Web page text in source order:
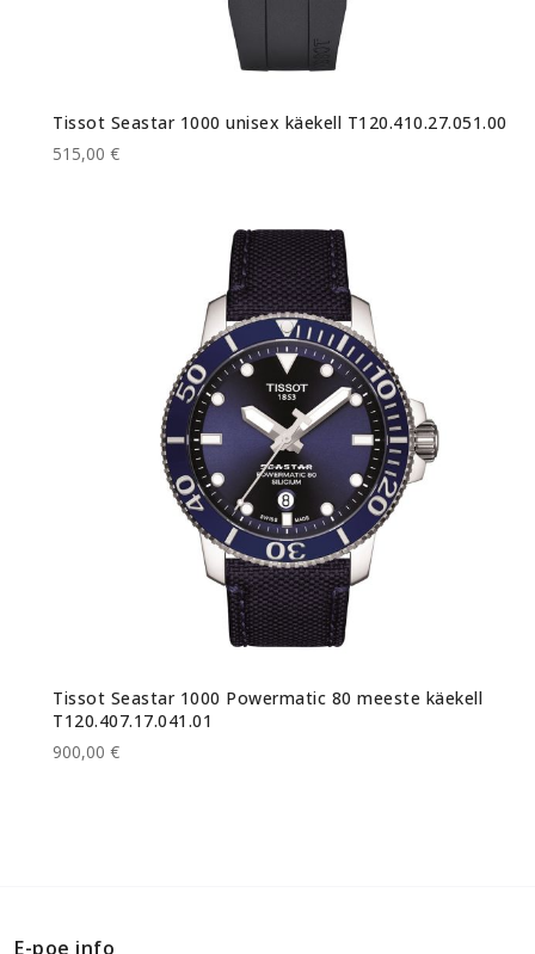
Tissot Seastar 1000 unisex käekell T120.410.27.051.00
515,00 €
Tissot Seastar 1000 Powermatic 80 meeste käekell
T120.407.17.041.01
900,00 €
E-poe info